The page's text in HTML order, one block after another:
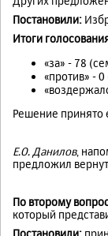
Постановили:
Итоги
«за» - 78
«против» -
Решение принято
Е.О. Данилов,
предложил
По второму
который
Постановили: